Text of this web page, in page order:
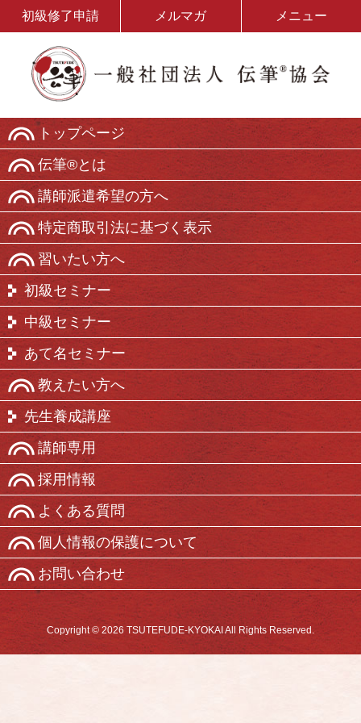
初級修了申請 メルマガ メニュー
トップページ
伝筆®とは
講師派遣希望の方へ
特定商取引法に基づく表示
習いたい方へ
初級セミナー
中級セミナー
あて名セミナー
教えたい方へ
先生養成講座
講師専用
採用情報
よくある質問
個人情報の保護について
お問い合わせ
Copyright © 2026 TSUTEFUDE-KYOKAI All Rights Reserved.